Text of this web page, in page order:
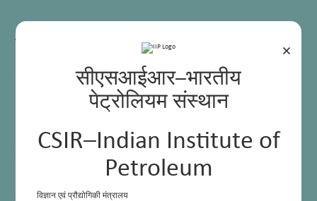
×
सीएसआईआर–भारतीय
पेट्रोलियम संस्थान
CSIR–Indian Institute of
Petroleum
विज्ञान एवं प्रौद्योगिकी मंत्रालय
Senior Scientist